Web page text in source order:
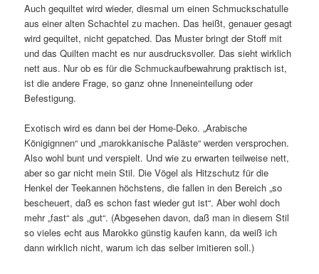
Auch gequiltet wird wieder, diesmal um einen Schmuckschatulle
aus einer alten Schachtel zu machen. Das heißt, genauer gesagt
wird gequiltet, nicht gepatched. Das Muster bringt der Stoff mit
und das Quilten macht es nur ausdrucksvoller. Das sieht wirklich
nett aus. Nur ob es für die Schmuckaufbewahrung praktisch ist,
ist die andere Frage, so ganz ohne Inneneinteilung oder
Befestigung.
Exotisch wird es dann bei der Home-Deko. „Arabische
Königignnen“ und „marokkanische Paläste“ werden versprochen.
Also wohl bunt und verspielt. Und wie zu erwarten teilweise nett,
aber so gar nicht mein Stil. Die Vögel als Hitzschutz für die
Henkel der Teekannen höchstens, die fallen in den Bereich „so
bescheuert, daß es schon fast wieder gut ist“. Aber wohl doch
mehr „fast“ als „gut“. (Abgesehen davon, daß man in diesem Stil
so vieles echt aus Marokko günstig kaufen kann, da weiß ich
dann wirklich nicht, warum ich das selber imitieren soll.)